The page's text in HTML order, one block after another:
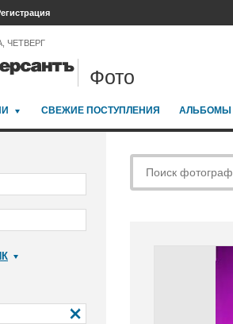
ЧЕТВЕРГ
Фото
СВЕЖИЕ ПОСТУПЛЕНИЯ АЛЬБОМЫ